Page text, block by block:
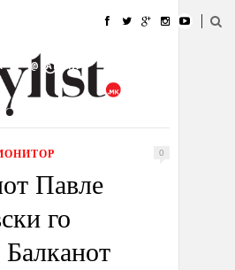
УБАВИНА
@РАБОТА
0
Павле
го
Балканот